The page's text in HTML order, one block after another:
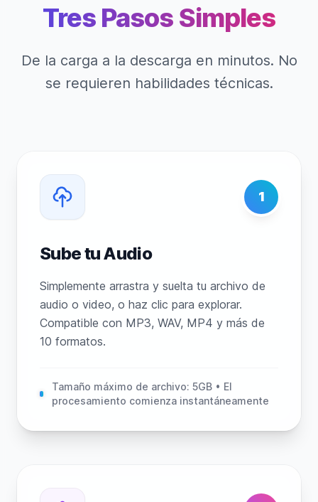
Tres Pasos Simples
De la carga a la descarga en minutos. No
se requieren habilidades técnicas.
1
Sube tu Audio
Simplemente arrastra y suelta tu archivo de
audio o video, o haz clic para explorar.
Compatible con MP3, WAV, MP4 y más de
10 formatos.
Tamaño máximo de archivo: 5GB • El
procesamiento comienza instantáneamente